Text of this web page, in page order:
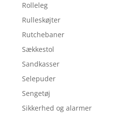
Rolleleg
Rulleskøjter
Rutchebaner
Sækkestol
Sandkasser
Selepuder
Sengetøj
Sikkerhed og alarmer